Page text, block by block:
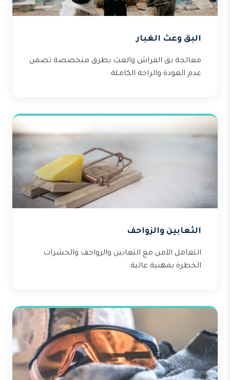
البق وعث الغبار
معالجة بق الفراش والعث بطرق متخصصة تضمن
عدم العودة والراحة الكاملة.
الثعابين والزواحف
التعامل الآمن مع الثعابين والزواحف والحشرات
الخطرة بمهنية عالية.